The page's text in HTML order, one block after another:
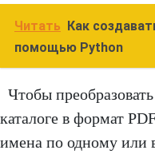
Читать Как
помощью Python
Чтобы
каталоге в формат
имена по одному или